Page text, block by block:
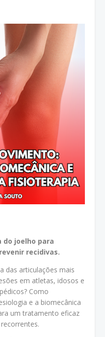
do joelho para
recidivas.
das articulações mais
em atletas, idosos e
Como
e a biomecânica
um tratamento eficaz